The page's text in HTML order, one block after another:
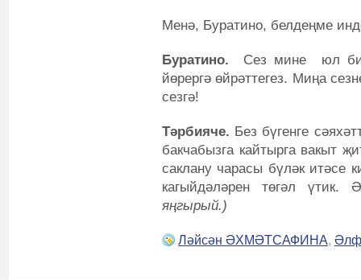
Менә, Буратино, белдеңме
Буратино. Сез мине юл
йөрергә өйрәттегез. Миңа
сезгә!
Тәрбияче. Без бүгенге
бакчабызга кайтырга вакыт
саклану чарасы бүләк
кагыйдәләрен төгәл үтик.
яңгырый.)
Ләйсән ӘХМӘТСАФИНА,